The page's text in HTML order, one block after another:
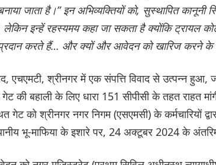
जाता है।”इन अभिव्यक्तियों को, सुस्थापित कानूनी
इन्हें रहस्यमय कहा जा सकता है क्योंकि ट्रायल
प्रदान करते हैं… और क्यों और आवेदन को खारिज करने के
एचएमटी, श्रीनगर में एक संपत्ति विवाद से उत्पन्न
की बहाली के लिए धारा 151 सीपीसी के तहत राहत
गेट को श्रीनगर नगर निगम (एसएमसी) के कर्मचारियों
भू-माफिया के इशारे पर, 24 अक्टूबर 2024 के